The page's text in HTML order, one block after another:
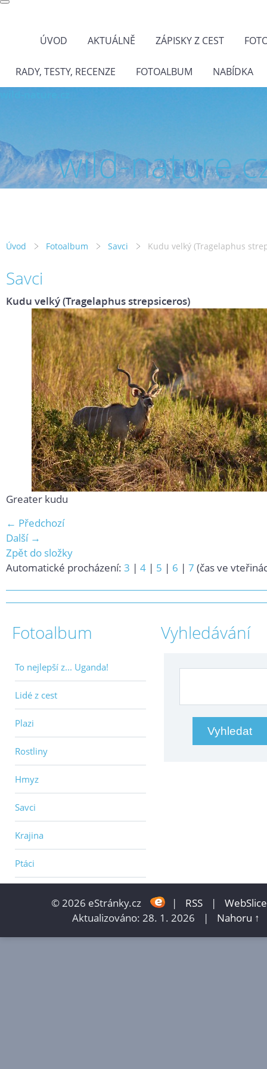
ÚVOD AKTUÁLNĚ ZÁPISKY Z CEST
RADY, TESTY, RECENZE FOTOALBUM NABÍDKA
wild-
Úvod Fotoalbum Savci Kudu velký (Tragelaphus
Savci
Kudu velký (Tragelaphus strepsiceros)
Greater kudu
← Předchozí
Další →
Zpět do složky
Automatické procházení: 3 | 4 | 5 | 6 | 7 (čas ve
Fotoalbum
To nejlepší z... Uganda!
Lidé z cest
Plazi
Rostliny
Hmyz
Savci
Krajina
Ptáci
Vyhledávání
© 2026 eStránky.cz | RSS |
WebSlice
Aktualizováno: 28. 1. 2026
| Nahoru ↑